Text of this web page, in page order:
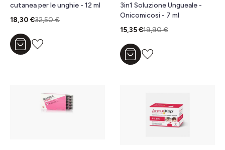
cutanea per le unghie - 12 ml
18,30 €32,50 €
Aggiungi al carrello
3in1 Soluzione Ungueale -
Onicomicosi - 7 ml
15,35 €19,90 €
Aggiungi al carrello